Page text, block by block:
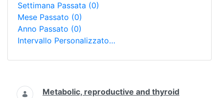
Settimana Passata (0)
Mese Passato (0)
Anno Passato (0)
Intervallo Personalizzato…
Ricerca
Metabolic, reproductive and thyroid